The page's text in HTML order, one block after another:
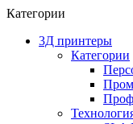
Категории
3Д принтеры
Категории